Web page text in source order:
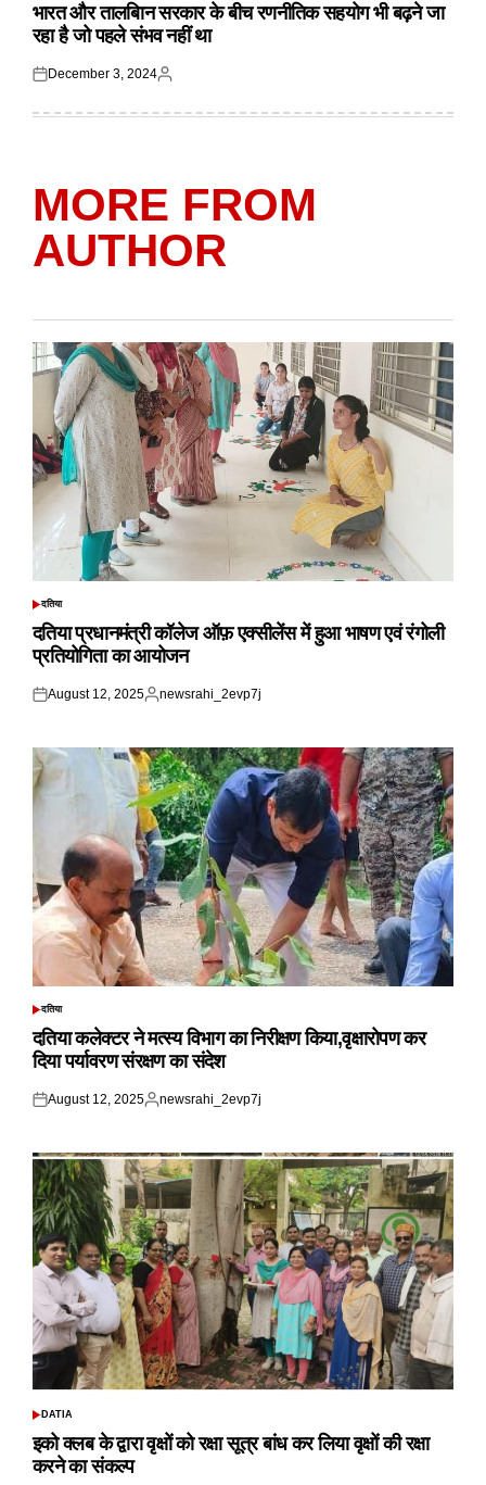
भारत और तालबिान सरकार के बीच रणनीतिक सहयोग भी बढ़ने जा
रहा है जो पहले संभव नहीं था
Posted
December 3, 2024
Posted
MORE FROM
AUTHOR
POSTED
दतिया
दतिया प्रधानमंत्री कॉलेज ऑफ़ एक्सीलेंस में हुआ भाषण एवं रंगोली
प्रतियोगिता का आयोजन
Posted
August 12, 2025
Posted
newsrahi_2evp7j
POSTED
दतिया
दतिया कलेक्टर ने मत्स्य विभाग का निरीक्षण किया,वृक्षारोपण कर
दिया पर्यावरण संरक्षण का संदेश
Posted
August 12, 2025
Posted
newsrahi_2evp7j
POSTED
DATIA
इको क्लब के द्वारा वृक्षों को रक्षा सूत्र बांध कर लिया वृक्षों की रक्षा
करने का संकल्प